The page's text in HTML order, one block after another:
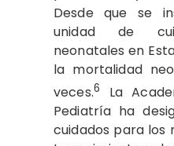
Desde que se
unidad de
neonatales en
la mortalidad
veces.6
La
Pediatría ha
cuidados para los